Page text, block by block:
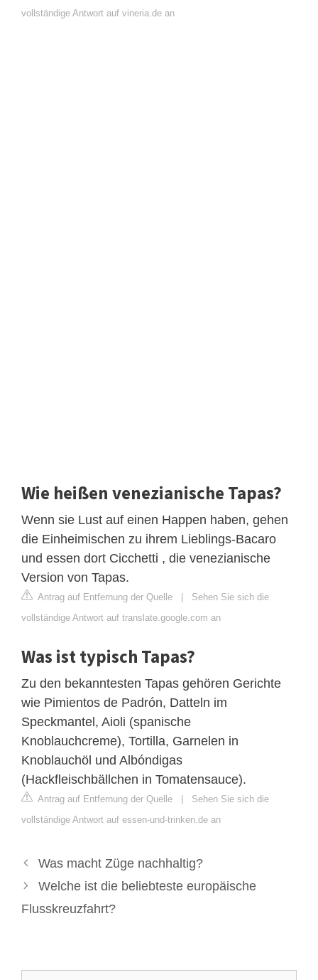
vollständige Antwort auf vineria.de an
Wie heißen venezianische Tapas?
Wenn sie Lust auf einen Happen haben, gehen
die Einheimischen zu ihrem Lieblings-Bacaro
und essen dort Cicchetti , die venezianische
Version von Tapas.
Antrag auf Entfernung der Quelle | Sehen Sie sich die
vollständige Antwort auf translate.google.com an
Was ist typisch Tapas?
Zu den bekanntesten Tapas gehören Gerichte
wie Pimientos de Padrón, Datteln im
Speckmantel, Aioli (spanische
Knoblauchcreme), Tortilla, Garnelen in
Knoblauchöl und Albóndigas
(Hackfleischbällchen in Tomatensauce).
Antrag auf Entfernung der Quelle | Sehen Sie sich die
vollständige Antwort auf essen-und-trinken.de an
Was macht Züge nachhaltig?
Welche ist die beliebteste europäische
Flusskreuzfahrt?